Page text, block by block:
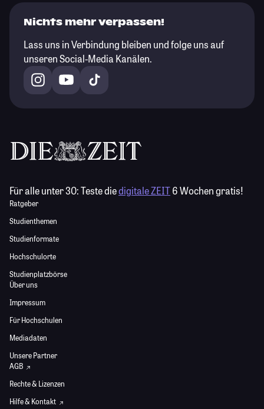
Nichts mehr verpassen!
Lass uns in Verbindung bleiben und folge uns auf
unseren Social-Media Kanälen.
Für alle unter 30:Teste diedigitale ZEIT6 Wochen gratis!
Ratgeber
Studienthemen
Studienformate
Hochschulorte
Studienplatzbörse
Über uns
Impressum
Für Hochschulen
Mediadaten
Unsere Partner
AGB
Rechte & Lizenzen
Hilfe & Kontakt